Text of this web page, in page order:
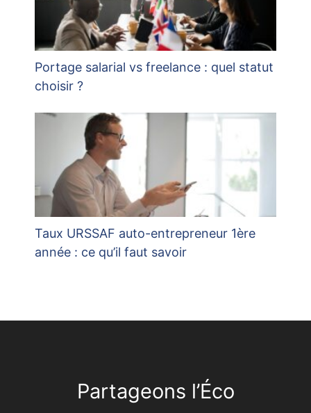
Portage salarial vs freelance : quel statut
choisir ?
Taux URSSAF auto-entrepreneur 1ère
année : ce qu’il faut savoir
Partageons l’Éco